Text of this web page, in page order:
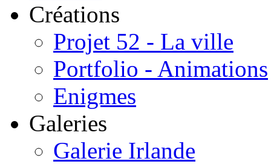
Créations
Projet 52 - La ville
Portfolio - Animations
Enigmes
Galeries
Galerie Irlande